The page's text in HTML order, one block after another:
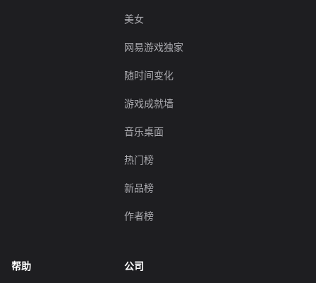
美女
网易游戏独家
随时间变化
游戏成就墙
音乐桌面
热门榜
新品榜
作者榜
帮助 公司